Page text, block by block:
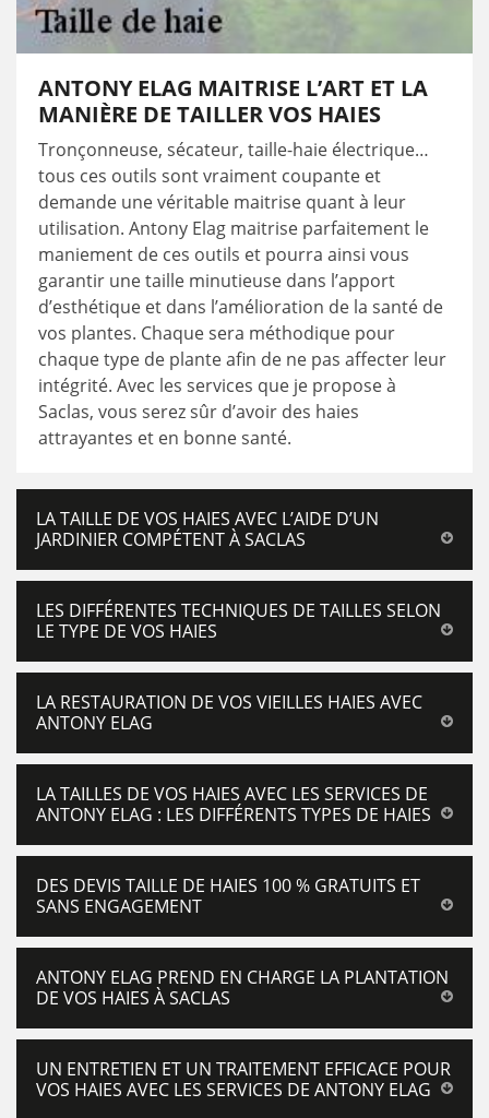
ANTONY ELAG MAITRISE L’ART ET LA
MANIÈRE DE TAILLER VOS HAIES
Tronçonneuse, sécateur, taille-haie électrique…
tous ces outils sont vraiment coupante et
demande une véritable maitrise quant à leur
utilisation. Antony Elag maitrise parfaitement le
maniement de ces outils et pourra ainsi vous
garantir une taille minutieuse dans l’apport
d’esthétique et dans l’amélioration de la santé de
vos plantes. Chaque sera méthodique pour
chaque type de plante afin de ne pas affecter leur
intégrité. Avec les services que je propose à
Saclas, vous serez sûr d’avoir des haies
attrayantes et en bonne santé.
LA TAILLE DE VOS HAIES AVEC L’AIDE D’UN
JARDINIER COMPÉTENT À SACLAS
LES DIFFÉRENTES TECHNIQUES DE TAILLES SELON
LE TYPE DE VOS HAIES
LA RESTAURATION DE VOS VIEILLES HAIES AVEC
ANTONY ELAG
LA TAILLES DE VOS HAIES AVEC LES SERVICES DE
ANTONY ELAG : LES DIFFÉRENTS TYPES DE HAIES
DES DEVIS TAILLE DE HAIES 100 % GRATUITS ET
SANS ENGAGEMENT
ANTONY ELAG PREND EN CHARGE LA PLANTATION
DE VOS HAIES À SACLAS
UN ENTRETIEN ET UN TRAITEMENT EFFICACE POUR
VOS HAIES AVEC LES SERVICES DE ANTONY ELAG